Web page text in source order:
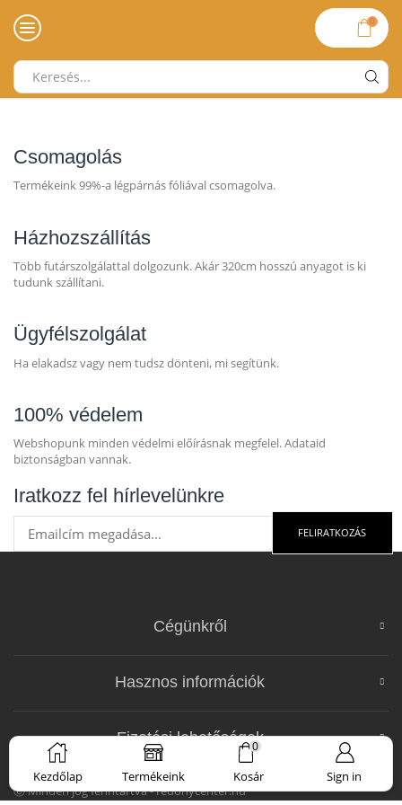
0
input
Csomagolás
Termékeink 99%-a légpárnás fóliával csomagolva.
Házhozszállítás
Több futárszolgálattal dolgozunk. Akár 320cm hosszú anyagot is ki
tudunk szállítani.
Ügyfélszolgálat
Ha elakadsz vagy nem tudsz dönteni, mi segítünk.
100% védelem
Webshopunk minden védelmi előírásnak megfelel. Adataid
biztonságban vannak.
Iratkozz fel hírlevelünkre
FELIRATKOZÁS
Cégünkről
Hasznos információk
Fizetési lehetőségek
Ⓒ Minden jog fenntartva - redonycenter.hu
Kezdőlap Termékeink
0
Kosár Sign in